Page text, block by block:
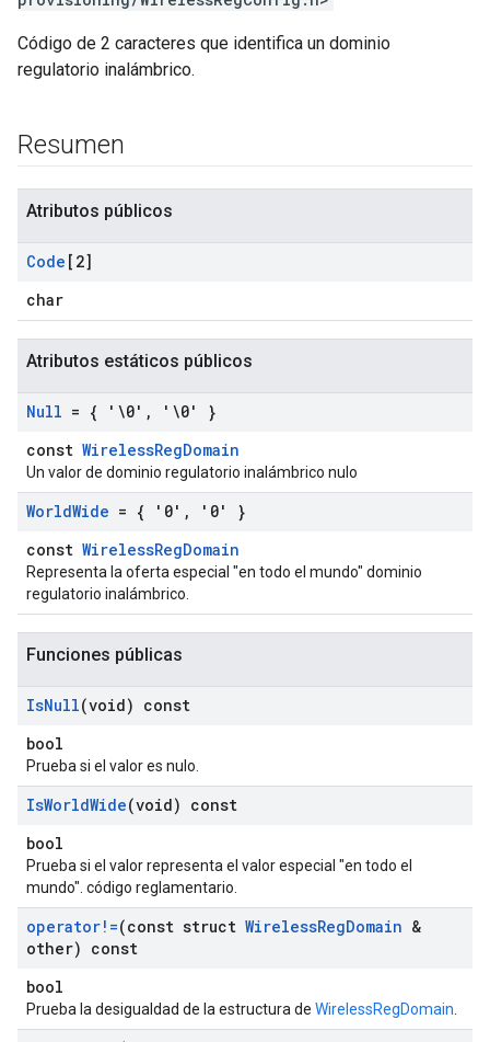
Código de 2 caracteres que identifica un dominio
regulatorio inalámbrico.
Resumen
Atributos públicos
Code [2]
char
Atributos estáticos públicos
Null = { '\0' ,
'\0' }
const WirelessRegDomain
Un valor de dominio regulatorio inalámbrico nulo
WorldWide = { '0' ,
'0' }
const WirelessRegDomain
Representa la oferta especial "en todo el mundo" dominio
regulatorio inalámbrico.
Funciones públicas
IsNull(void) const
bool
Prueba si el valor es nulo.
IsWorldWide(void) const
bool
Prueba si el valor representa el valor especial "en todo el
mundo". código reglamentario.
operator!=(const struct WirelessRegDomain &
other) const
bool
Prueba la desigualdad de la estructura de WirelessRegDomain